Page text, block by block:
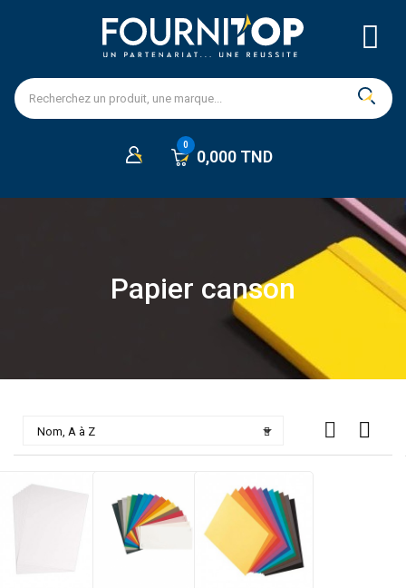
0,000 TND
Papier canson
Nom, A à Z 